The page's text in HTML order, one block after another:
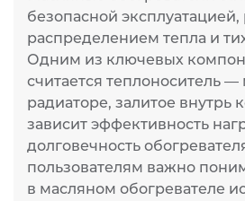
безопасной
распределением тепла и
Одним из ключевых
считается теплоноситель —
радиаторе, залитое внутрь
зависит эффективность
долговечность
пользователям важно
в масляном обогревателе